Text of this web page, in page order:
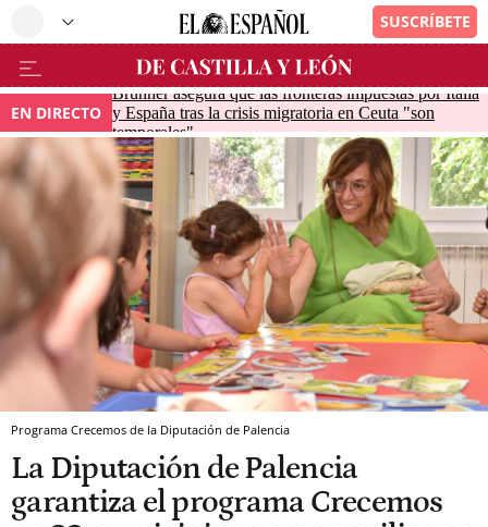
EN DIRECTO
Brunner asegura que las fronteras impuestas por Italia
y España tras la crisis migratoria en Ceuta "son
temporales"
Programa Crecemos de la Diputación de Palencia
La Diputación de Palencia
garantiza el programa Crecemos